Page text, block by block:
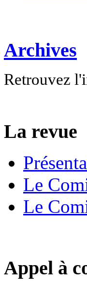
Archives
Retrouvez
La revue
Le
Le
Appel à